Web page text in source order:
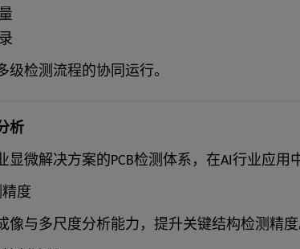
级检测流程的协同运行。
析
显微解决方案的PCB检测体系，在AI行业应用
度
像与多尺度分析能力，提升关键结构检测精度